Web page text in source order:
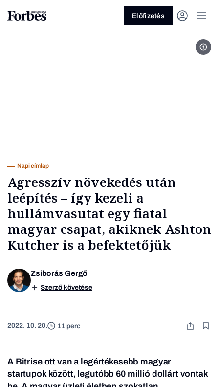
Üzlet
Előfizetés
A
Napi címlap
Agresszív növekedés után
leépítés – így kezeli a
hullámvasutat egy fiatal
magyar csapat, akiknek Ashton
Kutcher is a befektetőjük
Zsiborás Gergő
Szerző követése
2022. 10. 20. 11 perc
A Bitrise ott van a legértékesebb magyar
startupok között, legutóbb 60 millió dollárt vontak